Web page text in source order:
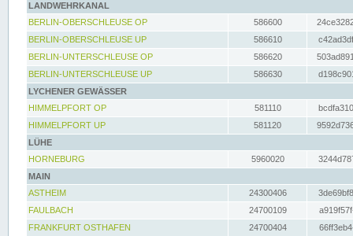
LANDWEHRKANAL
BERLIN-OBERSCHLEUSE OP
586600
BERLIN-OBERSCHLEUSE UP
586610
BERLIN-UNTERSCHLEUSE OP
586620
BERLIN-UNTERSCHLEUSE UP
586630
LYCHENER GEWÄSSER
HIMMELPFORT OP
581110
HIMMELPFORT UP
581120
LÜHE
HORNEBURG
5960020
MAIN
ASTHEIM
24300406
FAULBACH
24700109
FRANKFURT OSTHAFEN
24700404